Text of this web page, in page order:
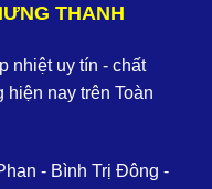
THANH
nhiệt uy tín - chất
nay trên Toàn
- Bình Trị Đông -